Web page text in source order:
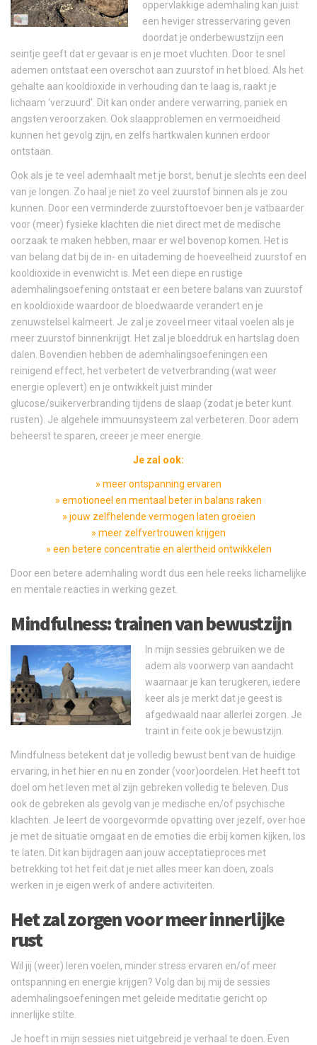
oppervlakkige ademhaling kan juist
een heviger stresservaring geven
doordat je onderbewustzijn een
seintje geeft dat er gevaar is en je moet vluchten. Door te snel
ademen ontstaat een overschot aan zuurstof in het bloed. Als het
gehalte aan kooldioxide in verhouding dan te laag is, raakt je
lichaam ‘verzuurd’. Dit kan onder andere verwarring, paniek en
angsten veroorzaken. Ook slaapproblemen en vermoeidheid
kunnen het gevolg zijn, en zelfs hartkwalen kunnen erdoor
ontstaan.
Ook als je te veel ademhaalt met je borst, benut je slechts een deel
van je longen. Zo haal je niet zo veel zuurstof binnen als je zou
kunnen. Door een verminderde zuurstoftoevoer ben je vatbaarder
voor (meer) fysieke klachten die niet direct met de medische
oorzaak te maken hebben, maar er wel bovenop komen. Het is
van belang dat bij de in- en uitademing de hoeveelheid zuurstof en
kooldioxide in evenwicht is. Met een diepe en rustige
ademhalingsoefening ontstaat er een betere balans van zuurstof
en kooldioxide waardoor de bloedwaarde verandert en je
zenuwstelsel kalmeert. Je zal je zoveel meer vitaal voelen als je
meer zuurstof binnenkrijgt. Het zal je bloeddruk en hartslag doen
dalen. Bovendien hebben de ademhalingsoefeningen een
reinigend effect, het verbetert de vetverbranding (wat weer
energie oplevert) en je ontwikkelt juist minder
glucose/suikerverbranding tijdens de slaap (zodat je beter kunt
rusten). Je algehele immuunsysteem zal verbeteren. Door adem
beheerst te sparen, creëer je meer energie.
Je zal ook:
» meer ontspanning ervaren
» emotioneel en mentaal beter in balans raken
» jouw zelfhelende vermogen laten groeien
» meer zelfvertrouwen krijgen
» een betere concentratie en alertheid ontwikkelen
Door een betere ademhaling wordt dus een hele reeks lichamelijke
en mentale reacties in werking gezet.
Mindfulness: trainen van bewustzijn
In mijn sessies gebruiken we de
adem als voorwerp van aandacht
waarnaar je kan terugkeren, iedere
keer als je merkt dat je geest is
afgedwaald naar allerlei zorgen. Je
traint in feite ook je bewustzijn.
Mindfulness betekent dat je volledig bewust bent van de huidige
ervaring, in het hier en nu en zonder (voor)oordelen. Het heeft tot
doel om het leven met al zijn gebreken volledig te beleven. Dus
ook de gebreken als gevolg van je medische en/of psychische
klachten. Je leert de voorgevormde opvatting over jezelf, over hoe
je met de situatie omgaat en de emoties die erbij komen kijken, los
te laten. Dit kan bijdragen aan jouw acceptatieproces met
betrekking tot het feit dat je niet alles meer kan doen, zoals
werken in je eigen werk of andere activiteiten.
Het zal zorgen voor meer innerlijke
rust
Wil jij (weer) leren voelen, minder stress ervaren en/of meer
ontspanning en energie krijgen? Volg dan bij mij de sessies
ademhalingsoefeningen met geleide meditatie gericht op
innerlijke stilte.
Je hoeft in mijn sessies niet uitgebreid je verhaal te doen. Even